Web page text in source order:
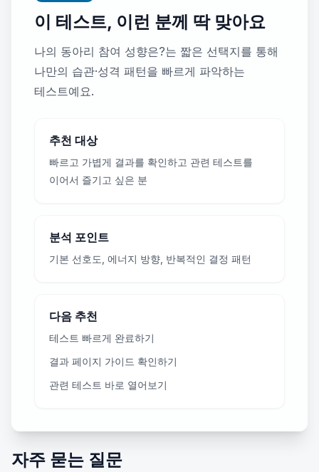
이 테스트, 이런 분께 딱 맞아요
나의 동아리 참여 성향은?는 짧은 선택지를 통해
나만의 습관·성격 패턴을 빠르게 파악하는
테스트예요.
추천 대상
빠르고 가볍게 결과를 확인하고 관련 테스트를
이어서 즐기고 싶은 분
분석 포인트
기본 선호도, 에너지 방향, 반복적인 결정 패턴
다음 추천
테스트 빠르게 완료하기
결과 페이지 가이드 확인하기
관련 테스트 바로 열어보기
자주 묻는 질문